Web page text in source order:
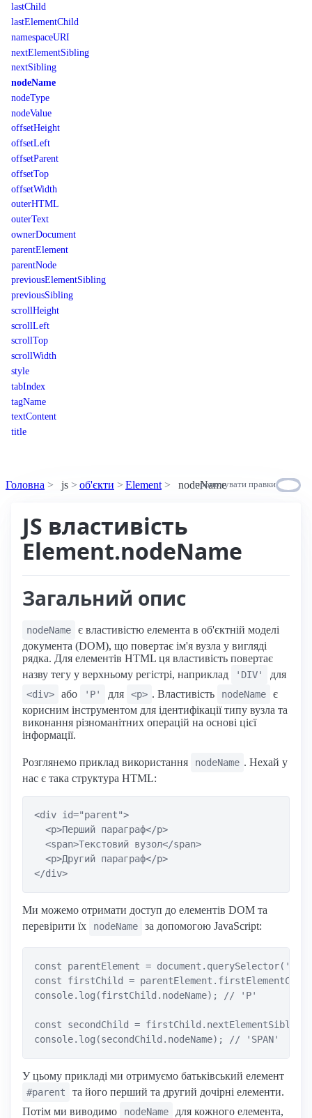
lastChild
lastElementChild
namespaceURI
nextElementSibling
nextSibling
nodeName
nodeType
nodeValue
offsetHeight
offsetLeft
offsetParent
offsetTop
offsetWidth
outerHTML
outerText
ownerDocument
parentElement
parentNode
previousElementSibling
previousSibling
scrollHeight
scrollLeft
scrollTop
scrollWidth
style
tabIndex
tagName
textContent
title
Головна js об'єкти Element nodeName
пропонувати правки
JS властивість
Element.nodeName
Загальний опис
nodeName
є властивістю елемента в об'єктній моделі
документа (DOM), що повертає ім'я вузла у вигляді
рядка. Для елементів HTML ця властивість повертає
назву тегу у верхньому регістрі, наприклад
'DIV' для
<div> або 'P' для <p> . Властивість nodeName
є
корисним інструментом для ідентифікації типу вузла та
виконання різноманітних операцій на основі цієї
інформації.
Розглянемо приклад використання nodeName . Нехай у
нас є така структура HTML:
<div id="parent">
  <p>Перший параграф</p>
  <span>Текстовий вузол</span>
  <p>Другий параграф</p>
Ми можемо отримати доступ до елементів DOM та
перевірити їх
nodeName за допомогою JavaScript:
const parentElement =
const firstChild =
console.log(firstChild.nodeName); // 'P'
const secondChild = firstChild.nextElementSibling;
У цьому прикладі ми отримуємо батьківський елемент
#parent
та його перший та другий дочірні елементи.
Потім ми виводимо
nodeName
для кожного елемента,